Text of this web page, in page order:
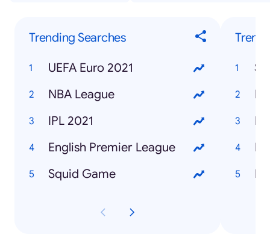
Trending Searches
UEFA Euro 2021
NBA League
IPL 2021
English Premier League
Squid Game